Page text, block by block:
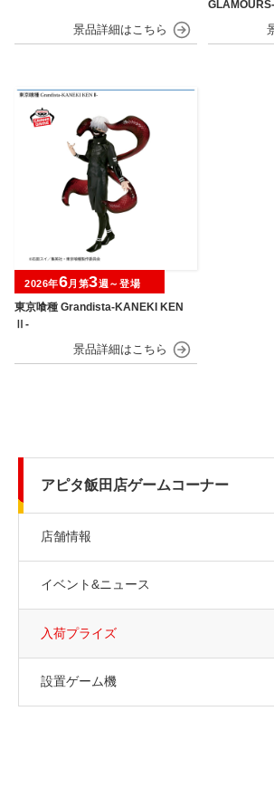
東京喰種 Grandista-KANEKI KEN
Ⅱ-
2026年6月第3週～登場
アピタ飯田店ゲームコーナー
店舗情報
イベント&ニュース
入荷プライズ
設置ゲーム機